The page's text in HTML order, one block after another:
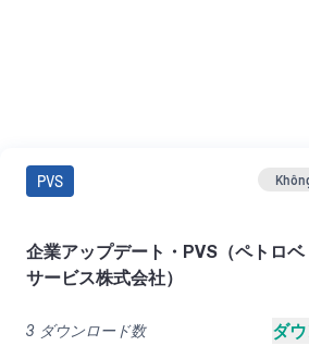
PVS
企業アップデート・PVS（ペトロ
サービス株式会社）
3ダウンロード数 ダ